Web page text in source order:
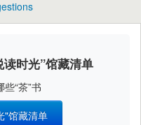
读时光”馆藏清单
“茶”书
"馆藏清单